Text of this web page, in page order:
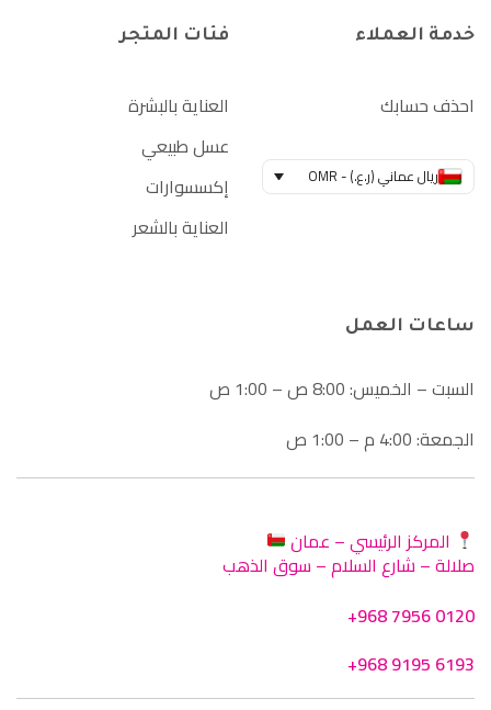
خدمة العملاء
احذف حسابك
ريال عماني (ر.ع.) - OMR
فئات المتجر
العناية بالبشرة
عسل طبيعي
إكسسوارات
العناية بالشعر
ساعات العمل
السبت – الخميس: 8:00 ص – 1:00 ص
الجمعة: 4:00 م – 1:00 ص
المركز الرئيسي – عمان
صلالة – شارع السلام – سوق الذهب
+968 7956 0120
+968 9195 6193